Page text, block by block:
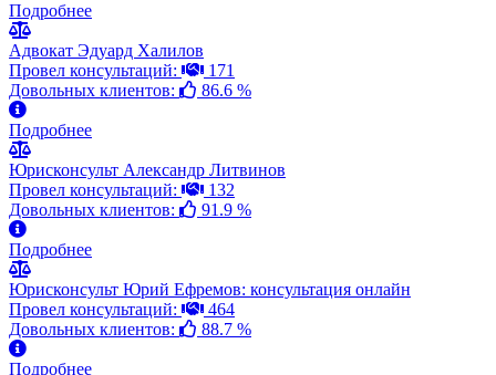
Подробнее
Адвокат Эдуард Халилов
Провел консультаций:
171
Довольных клиентов:
86.6 %
Подробнее
Юрисконсульт Александр Литвинов
Провел консультаций:
132
Довольных клиентов:
91.9 %
Подробнее
Юрисконсульт Юрий Ефремов: консультация онлайн
Провел консультаций:
464
Довольных клиентов:
88.7 %
Подробнее